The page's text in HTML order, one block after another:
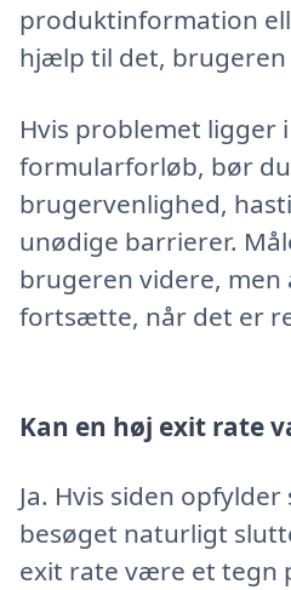
produktinformation
hjælp til det,
Hvis problemet ligger
formularforløb, bør
brugervenlighed,
unødige barrierer.
brugeren videre,
fortsætte, når det er
Kan en høj exit rate
Ja. Hvis siden
besøget naturligt
exit rate være et tegn